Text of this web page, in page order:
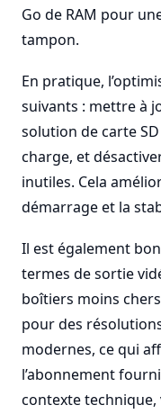
Go de RAM pour
tampon.
En pratique,
suivants : mettre à
solution de carte
charge, et
inutiles. Cela
démarrage et la
Il est également
termes de sortie
boîtiers moins
pour des
modernes, ce qui
l’abonnement
contexte